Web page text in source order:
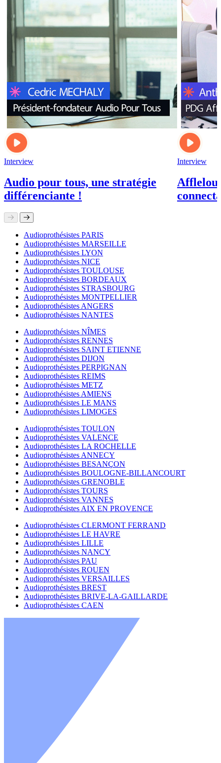
Interview
Audio pour tous, une stratégie
différenciante !
Interview
Afflelou
Audioprothésistes PARIS
Audioprothésistes MARSEILLE
Audioprothésistes LYON
Audioprothésistes NICE
Audioprothésistes TOULOUSE
Audioprothésistes BORDEAUX
Audioprothésistes STRASBOURG
Audioprothésistes MONTPELLIER
Audioprothésistes ANGERS
Audioprothésistes NANTES
Audioprothésistes NÎMES
Audioprothésistes RENNES
Audioprothésistes SAINT ETIENNE
Audioprothésistes DIJON
Audioprothésistes PERPIGNAN
Audioprothésistes REIMS
Audioprothésistes METZ
Audioprothésistes AMIENS
Audioprothésistes LE MANS
Audioprothésistes LIMOGES
Audioprothésistes TOULON
Audioprothésistes VALENCE
Audioprothésistes LA ROCHELLE
Audioprothésistes ANNECY
Audioprothésistes BESANÇON
Audioprothésistes BOULOGNE-BILLANCOURT
Audioprothésistes GRENOBLE
Audioprothésistes TOURS
Audioprothésistes VANNES
Audioprothésistes AIX EN PROVENCE
Audioprothésistes CLERMONT FERRAND
Audioprothésistes LE HAVRE
Audioprothésistes LILLE
Audioprothésistes NANCY
Audioprothésistes PAU
Audioprothésistes ROUEN
Audioprothésistes VERSAILLES
Audioprothésistes BREST
Audioprothésistes BRIVE-LA-GAILLARDE
Audioprothésistes CAEN